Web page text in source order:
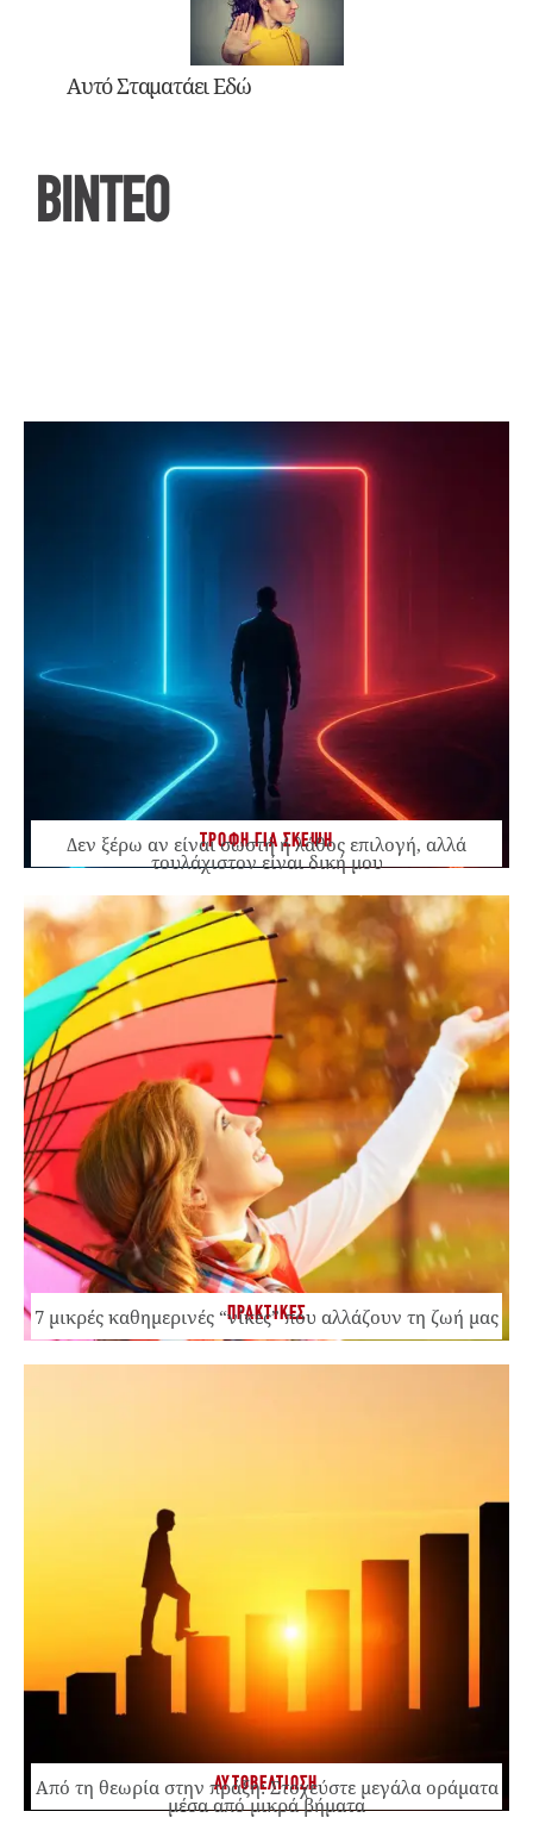
Αυτό Σταματάει Εδώ
ΒΙΝΤΕΟ
ΤΡΟΦΗ ΓΙΑ ΣΚΕΨΗ
Δεν ξέρω αν είναι σωστή ή λάθος επιλογή, αλλά
τουλάχιστον είναι δική μου
ΠΡΑΚΤΙΚΕΣ
7 μικρές καθημερινές “νίκες” που αλλάζουν τη ζωή μας
ΑΥΤΟΒΕΛΤΙΩΣΗ
Από τη θεωρία στην πράξη: Στοχεύστε μεγάλα οράματα
μέσα από μικρά βήματα